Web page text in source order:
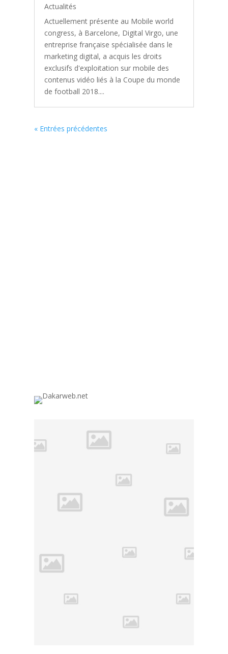
Actualités
Actuellement présente au Mobile world
congress, à Barcelone, Digital Virgo, une
entreprise française spécialisée dans le
marketing digital, a acquis les droits
exclusifs d'exploitation sur mobile des
contenus vidéo liés à la Coupe du monde
de football 2018....
« Entrées précédentes